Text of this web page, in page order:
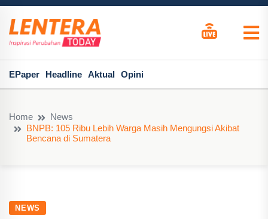
EPaper Headline Aktual Opini
Home
News
BNPB: 105 Ribu Lebih Warga Masih Mengungsi Akibat
Bencana di Sumatera
NEWS